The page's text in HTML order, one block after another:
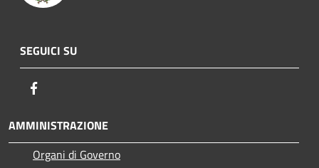
SEGUICI SU
AMMINISTRAZIONE
Organi di Governo